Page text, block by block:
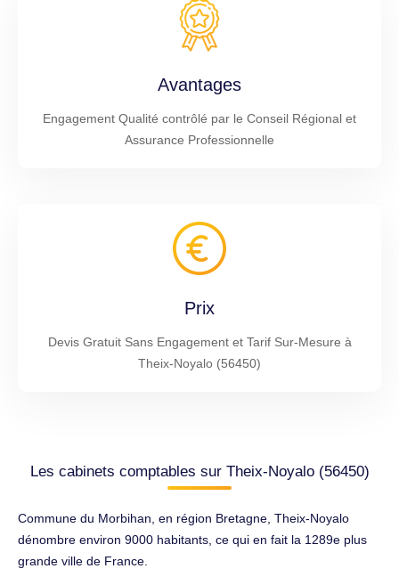
Avantages
Engagement Qualité contrôlé par le Conseil Régional et
Assurance Professionnelle
Prix
Devis Gratuit Sans Engagement et Tarif Sur-Mesure à
Theix-Noyalo (56450)
Les cabinets comptables sur Theix-Noyalo (56450)
Commune du Morbihan, en région Bretagne, Theix-Noyalo
dénombre environ 9000 habitants, ce qui en fait la 1289e plus
grande ville de France.